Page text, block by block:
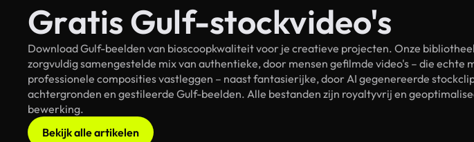
Gratis Gulf-stockvideo's
Download Gulf-beelden van bioscoopkwaliteit voor je creatieve projecten. Onze
zorgvuldig samengestelde mix van authentieke, door mensen gefilmde video's – die echte
professionele composities vastleggen – naast fantasierijke, door AI gegenereerde
achtergronden en gestileerde Gulf-beelden. Alle bestanden zijn royaltyvrij en
bewerking.
Bekijk alle artikelen